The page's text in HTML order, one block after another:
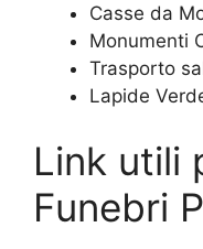
Casse da
Monumenti
Trasporto
Lapide
Link utili
Funebri